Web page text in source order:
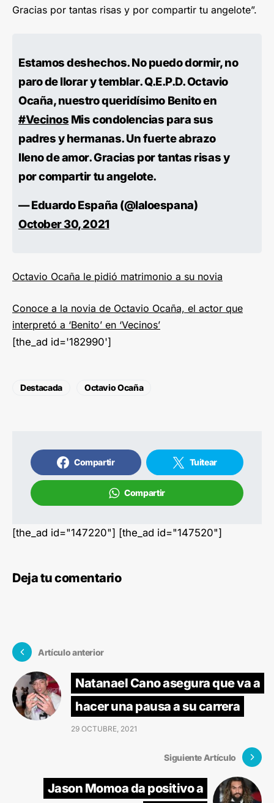
Gracias por tantas risas y por compartir tu angelote”.
Estamos deshechos. No puedo dormir, no
paro de llorar y temblar. Q.E.P.D. Octavio
Ocaña, nuestro queridísimo Benito en
#Vecinos Mis condolencias para sus
padres y hermanas. Un fuerte abrazo
lleno de amor. Gracias por tantas risas y
por compartir tu angelote.
— Eduardo España (@laloespana)
October 30, 2021
Octavio Ocaña le pidió matrimonio a su novia
Conoce a la novia de Octavio Ocaña, el actor que
interpretó a ‘Benito’ en ‘Vecinos’
[the_ad id='182990']
Destacada Octavio Ocaña
Compartir Tuitear
Compartir
[the_ad id="147220"] [the_ad id="147520"]
Deja tu comentario
Artículo anterior
Natanael Cano asegura que va a
hacer una pausa a su carrera
29 OCTUBRE, 2021
Siguiente Artículo
Jason Momoa da positivo a